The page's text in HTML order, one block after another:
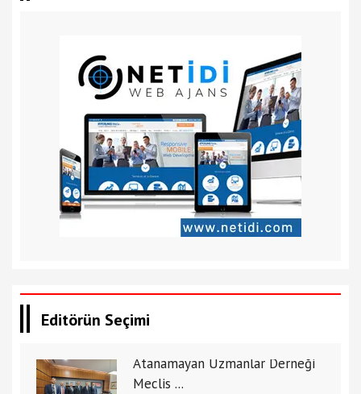
Editörün Seçimi
Atanamayan Uzmanlar Derneği
Meclis ...